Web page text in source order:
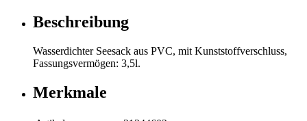
Beschreibung
Wasserdichter Seesack aus PVC, mit Kunststoffverschluss,
Fassungsvermögen: 3,5l.
Merkmale